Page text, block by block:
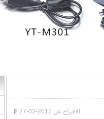
الافراج عن 2017-03-27